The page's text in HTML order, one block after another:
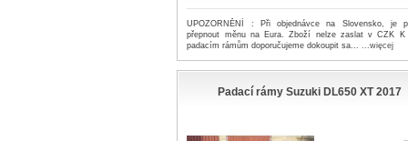
UPOZORNĚNÍ : Při objednávce na Slovensko, je
přepnout měnu na Eura. Zboží nelze zaslat v CZK K
padacím rámům doporučujeme dokoupit sa......więcej
Padací rámy Suzuki DL650 XT 2017